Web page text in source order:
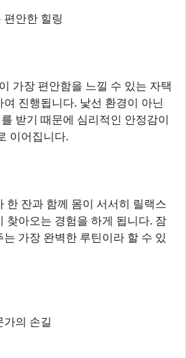
안한 힐링
가장 편안함을 느낄 수 있는 자택
진행됩니다. 낯선 환경이 아닌
받기 때문에 심리적인 안정감이
이어집니다.
한 잔과 함께 몸이 서서히 릴랙스
찾아오는 경험을 하게 됩니다. 잠
가장 완벽한 루틴이라 할 수 있
의 손길